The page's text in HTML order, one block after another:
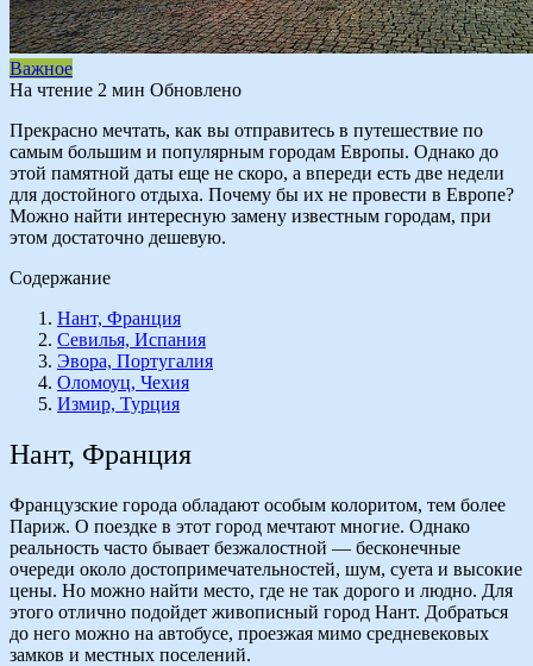
Важное
На чтение 2 мин Обновлено
Прекрасно мечтать, как вы отправитесь в путешествие по
самым большим и популярным городам Европы. Однако до
этой памятной даты еще не скоро, а впереди есть две недели
для достойного отдыха. Почему бы их не провести в Европе?
Можно найти интересную замену известным городам, при
этом достаточно дешевую.
Содержание
Нант, Франция
Севилья, Испания
Эвора, Португалия
Оломоуц, Чехия
Измир, Турция
Нант, Франция
Французские города обладают особым колоритом, тем более
Париж. О поездке в этот город мечтают многие. Однако
реальность часто бывает безжалостной — бесконечные
очереди около достопримечательностей, шум, суета и высокие
цены. Но можно найти место, где не так дорого и людно. Для
этого отлично подойдет живописный город Нант. Добраться
до него можно на автобусе, проезжая мимо средневековых
замков и местных поселений.